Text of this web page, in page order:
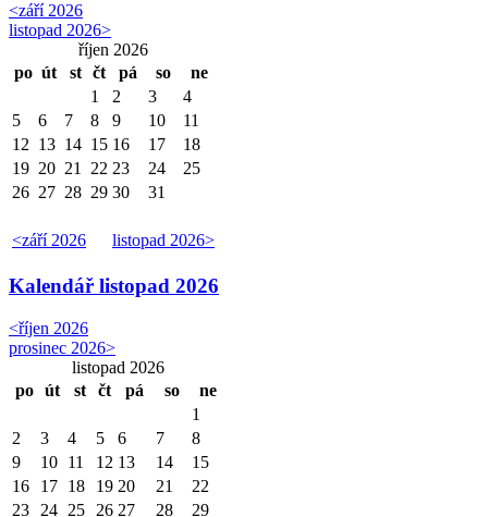
<září 2026
listopad 2026>
říjen 2026
po út st čt pá so ne
<září 2026 listopad 2026>
1 2 3
4
5
6 7 8 9 10
11
12 13 14 15 16 17
18
19 20 21 22 23 24
25
26 27 28 29 30 31
Kalendář listopad 2026
<říjen 2026
prosinec 2026>
listopad 2026
po
út st čt pá so ne
1
2
3 4 5 6 7
8
9
10 11 12 13 14
15
16
17 18 19 20 21
22
23
24 25 26 27 28
29